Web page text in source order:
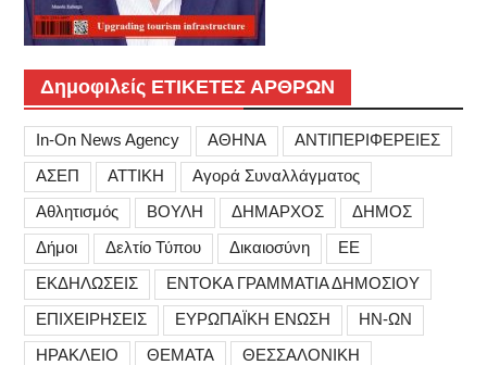
Δημοφιλείς ΕΤΙΚΕΤΕΣ ΑΡΘΡΩΝ
In-On News Agency ΑΘΗΝΑ
ΑΝΤΙΠΕΡΙΦΕΡΕΙΕΣ
ΑΣΕΠ
ΑΤΤΙΚΗ
Αγορά Συναλλάγματος
Αθλητισμός
ΒΟΥΛΗ ΔΗΜΑΡΧΟΣ
ΔΗΜΟΣ
Δήμοι
Δελτίο Τύπου Δικαιοσύνη
ΕΕ
ΕΚΔΗΛΩΣΕΙΣ
ΕΝΤΟΚΑ ΓΡΑΜΜΑΤΙΑ ΔΗΜΟΣΙΟΥ
ΕΠΙΧΕΙΡΗΣΕΙΣ
ΕΥΡΩΠΑΪΚΗ ΕΝΩΣΗ
ΗΝ-ΩΝ
ΗΡΑΚΛΕΙΟ
ΘΕΜΑΤΑ
ΘΕΣΣΑΛΟΝΙΚΗ